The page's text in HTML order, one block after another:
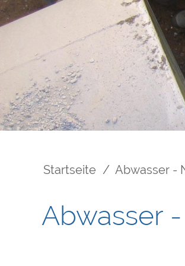
Startseite Abwasser -
Abwasser